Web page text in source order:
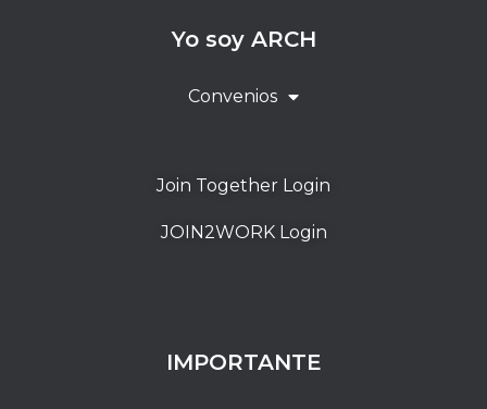
Yo soy ARCH
Convenios
Join Together Login
JOIN2WORK Login
IMPORTANTE